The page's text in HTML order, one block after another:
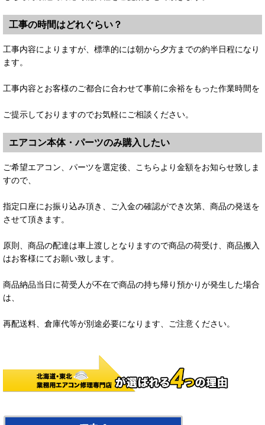
工事の時間はどれぐらい？
工事内容によりますが、標準的には朝から夕方までの約半日程になり
ます。
工事内容とお客様のご都合に合わせて事前に余裕をもった作業時間を
ご提示しておりますのでお気軽にご相談ください。
エアコン本体・パーツのみ購入したい
ご希望エアコン、パーツを選定後、こちらより金額をお知らせ致しま
すので、
指定口座にお振り込み頂き、ご入金の確認ができ次第、商品の発送を
させて頂きます。
原則、商品の配達は車上渡しとなりますので商品の荷受け、商品搬入
はお客様にてお願い致します。
商品納品当日に荷受人が不在で商品の持ち帰り預かりが発生した場合
は、
再配送料、倉庫代等が別途必要になります、ご注意ください。